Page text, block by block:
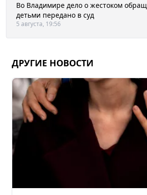
Во Владимире дело о жестоком
детьми передано в суд
5 августа, 19:56
ДРУГИЕ НОВОСТИ